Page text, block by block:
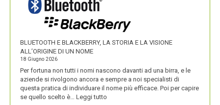
NOMI
DEI
SUOI
PRODOTTI
BLUETOOTH E BLACKBERRY, LA STORIA E LA VISIONE
ALL’ORIGINE DI UN NOME
18 Giugno 2026
Per fortuna non tutti i nomi nascono davanti ad una birra, e le
aziende si rivolgono ancora e sempre a noi specialisti di
questa pratica di individuare il nome più efficace. Poi per capire
se quello scelto è… Leggi tutto